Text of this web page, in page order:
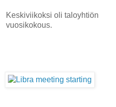
Keskiviikoksi oli taloyhtiön
vuosikokous.